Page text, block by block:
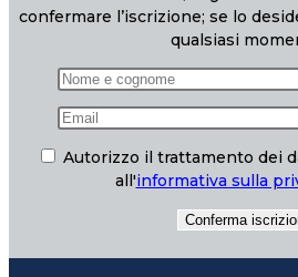
confermare l’iscrizione; se lo
qualsiasi
Autorizzo il trattamento dei
all'informativa sulla